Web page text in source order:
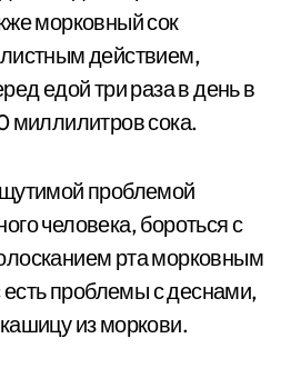
морковный сок
действием,
едой три раза в день в
миллилитров сока.
проблемой
человека, бороться с
рта морковным
есть проблемы с деснами,
из моркови.